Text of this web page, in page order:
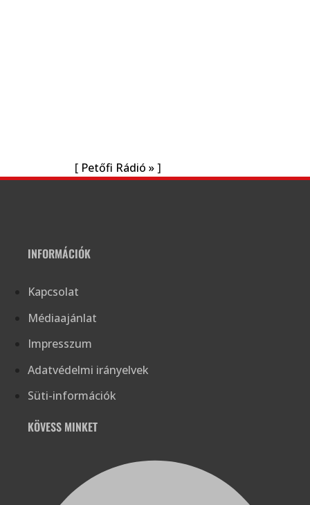
[ Petőfi Rádió »]
INFORMÁCIÓK
Kapcsolat
Médiaajánlat
Impresszum
Adatvédelmi irányelvek
Süti-információk
KÖVESS MINKET